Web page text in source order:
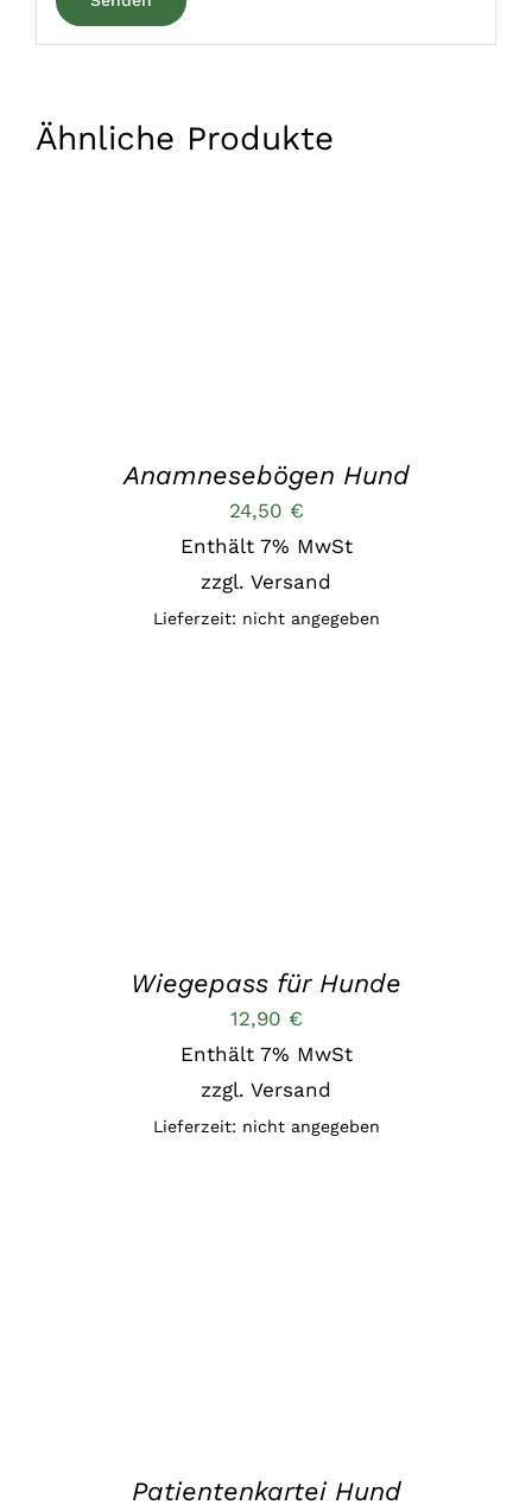
Ähnliche Produkte
Anamnesebögen Hund
24,50 €
Enthält 7% MwSt
zzgl. Versand
Lieferzeit: nicht angegeben
Wiegepass für Hunde
12,90 €
Enthält 7% MwSt
zzgl. Versand
Lieferzeit: nicht angegeben
Patientenkartei Hund